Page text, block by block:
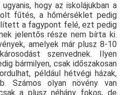
hogy az iskolájukban a
fűtés, a hőmérséklet pedig
a fagypont felé, ezt pedig
jelentős része nem bírta ki.
amelyek már plusz 8-10
szenvednek. Ilyen
bármilyen, csak időszakosan
például hétvégi házak,
Számos olyan növény van
a plusz néhány fokos, de